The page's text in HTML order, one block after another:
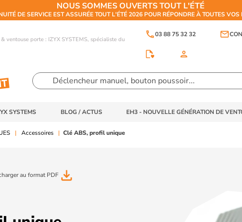
NOUS SOMMES OUVERTS TOUT L'ÉTÉ
DE SERVICE EST ASSURÉE TOUT L'ÉTÉ 2026 POUR RÉPONDRE À TOUTES
ventouse porte : IZYX SYSTEMS, spécialiste du
phone03 88 75 32 32 email
person
SYSTEMS BLOG / ACTUS EH3 - NOUVELLE GÉNÉRATION DE
Accessoires Clé ABS, profil unique
au format PDF file_download